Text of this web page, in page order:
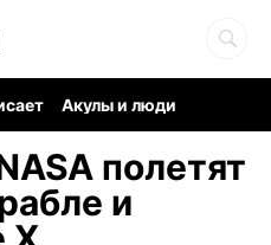
Акулы и люди
полетят
и